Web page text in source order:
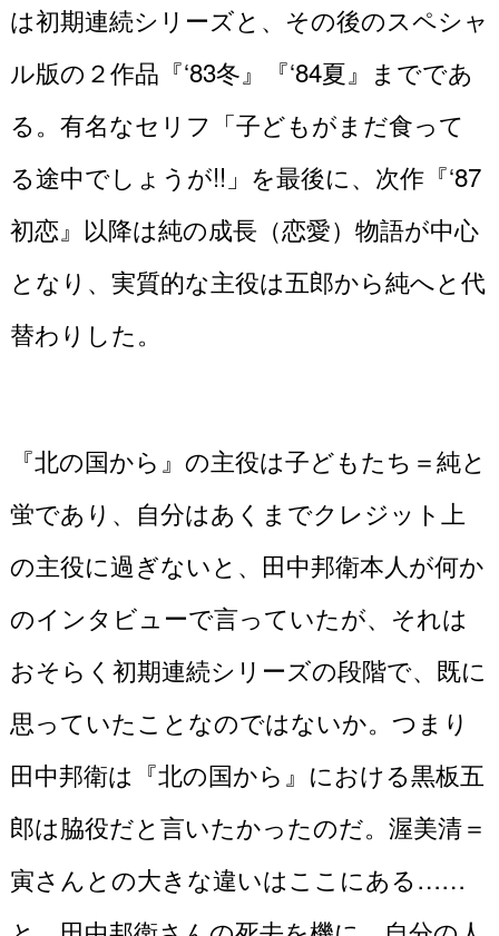
は初期連続シリーズと、その後のスペシャ
ル版の２作品『‘83冬』『‘84夏』までであ
る。有名なセリフ「子どもがまだ食って
る途中でしょうが!!」を最後に、次作『‘87
初恋』以降は純の成長（恋愛）物語が中心
となり、実質的な主役は五郎から純へと代
替わりした。
『北の国から』の主役は子どもたち＝純と
蛍であり、自分はあくまでクレジット上
の主役に過ぎないと、田中邦衛本人が何か
のインタビューで言っていたが、それは
おそらく初期連続シリーズの段階で、既に
思っていたことなのではないか。つまり
田中邦衛は『北の国から』における黒板五
郎は脇役だと言いたかったのだ。渥美清＝
寅さんとの大きな違いはここにある……